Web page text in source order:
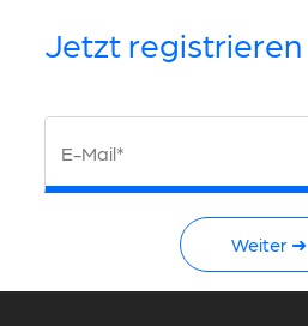
Jetzt registrieren
E-Mail*
Weiter ➜